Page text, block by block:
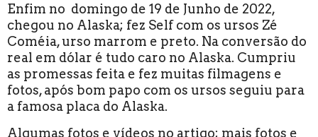
Enfim no domingo de 19 de Junho de 2022,
chegou no Alaska; fez Self com os ursos Zé
Coméia, urso marrom e preto. Na conversão do
real em dólar é tudo caro no Alaska. Cumpriu
as promessas feita e fez muitas filmagens e
fotos, após bom papo com os ursos seguiu para
a famosa placa do Alaska.
Algumas fotos e vídeos no artigo; mais fotos e